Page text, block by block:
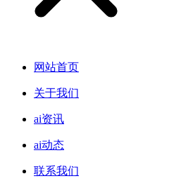
网站首页
关于我们
ai资讯
ai动态
联系我们